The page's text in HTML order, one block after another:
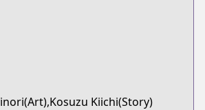
Kiichi(Story)